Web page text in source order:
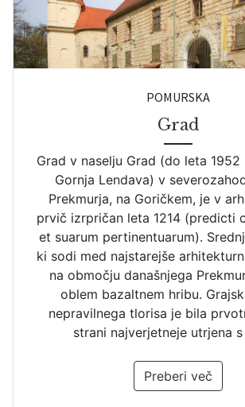
POMURSKA
Grad
Grad v naselju Grad (do leta 1952
Gornja Lendava) v
Prekmurja, na Goričkem, je v
prvič izrpričan leta 1214 (predicti
et suarum pertinentuarum).
ki sodi med najstarejše
na območju današnjega
oblem bazaltnem hribu.
nepravilnega tlorisa je bila
strani najverjetneje utrjena
Preberi več